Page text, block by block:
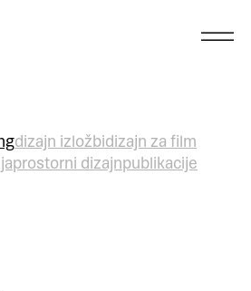
dizajn izložbidizajn za film
prostorni dizajnpublikacije